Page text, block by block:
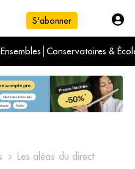
S'abonner
Conservatoires &
jour
du mois
Les aléas du direct